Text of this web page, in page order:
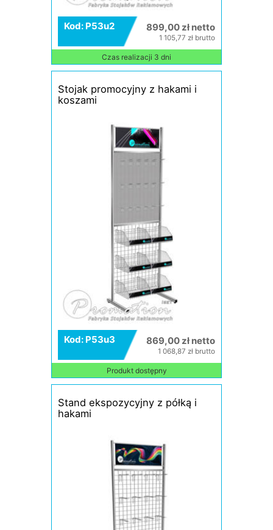
Kod: P53u2 899,00 zł netto
1 105,77 zł brutto
Czas realizacji 3 dni
Stojak promocyjny z hakami i
koszami
Kod: P53u3 869,00 zł netto
1 068,87 zł brutto
Produkt dostępny
Stand ekspozycyjny z półką i
hakami